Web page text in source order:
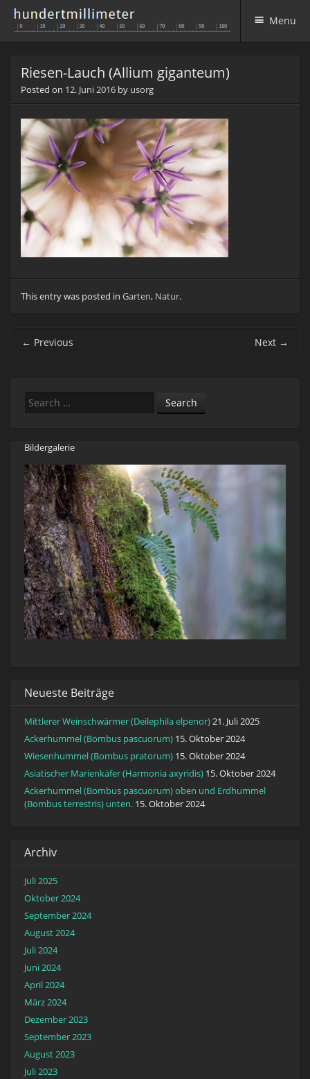
Menu
Riesen-Lauch (Allium giganteum)
Posted on 12. Juni 2016 by usorg
This entry was posted in Garten, Natur.
Post navigation
← Previous Next →
Search
Bildergalerie
Neueste Beiträge
Mittlerer Weinschwärmer (Deilephila elpenor)21. Juli 2025
Ackerhummel (Bombus pascuorum) 15. Oktober 2024
Wiesenhummel (Bombus pratorum) 15. Oktober 2024
Asiatischer Marienkäfer (Harmonia axyridis) 15. Oktober 2024
Ackerhummel (Bombus pascuorum) oben und Erdhummel
(Bombus terrestris) unten. 15. Oktober 2024
Archiv
Juli 2025
Oktober 2024
September 2024
August 2024
Juli 2024
Juni 2024
April 2024
März 2024
Dezember 2023
September 2023
August 2023
Juli 2023